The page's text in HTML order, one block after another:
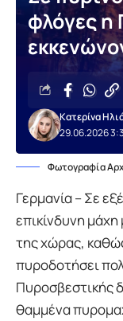
φλόγες η
29.06.2026
Κατερίνα
Φωτογραφία
Γερμανία – Σε
επικίνδυνη μάχη
της χώρας,
πυροδοτήσει
Πυροσβεστικής
θαμμένα